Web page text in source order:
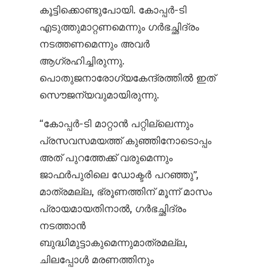
കൂട്ടിക്കൊണ്ടുപോയി. കോപ്പർ-ടി
എടുത്തുമാറ്റണമെന്നും ഗർഭച്ഛിദ്രം
നടത്തണമെന്നും അവർ
ആഗ്രഹിച്ചിരുന്നു.
പൊതുജനാരോഗ്യകേന്ദ്രത്തിൽ ഇത്
സൌജന്യവുമായിരുന്നു.
“കോപ്പർ-ടി മാറ്റാൻ പറ്റില്ലെന്നും
പ്രസവസമയത്ത് കുഞ്ഞിനോടൊപ്പം
അത് പുറത്തേക്ക് വരുമെന്നും
ജാഫർപുരിലെ ഡോക്ടർ പറഞ്ഞു”,
മാത്രമല്ല, ഭ്രൂണത്തിന് മൂന്ന് മാസം
പ്രായമായതിനാൽ, ഗർഭച്ഛിദ്രം
നടത്താൻ
ബുദ്ധിമുട്ടാകുമെന്നുമാത്രമല്ല,
ചിലപ്പോൾ മരണത്തിനും